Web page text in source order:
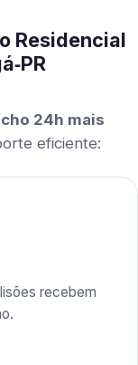
Residencial
24h mais
eficiente:
recebem